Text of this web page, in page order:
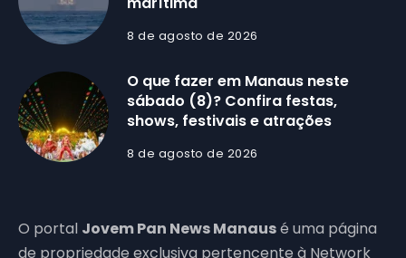
8 de agosto de 2026
O que fazer em Manaus neste
sábado (8)? Confira festas,
shows, festivais e atrações
8 de agosto de 2026
O portal Jovem Pan News Manausé uma página
de propriedade exclusiva pertencente à Network